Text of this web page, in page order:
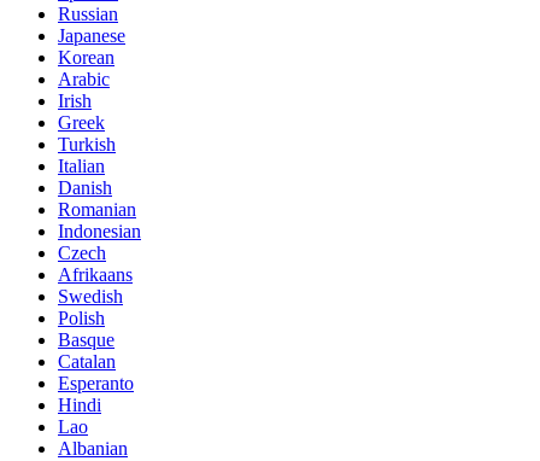
Russian
Japanese
Korean
Arabic
Irish
Greek
Turkish
Italian
Danish
Romanian
Indonesian
Czech
Afrikaans
Swedish
Polish
Basque
Catalan
Esperanto
Hindi
Lao
Albanian